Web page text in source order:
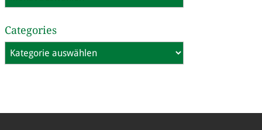
Categories
Categories